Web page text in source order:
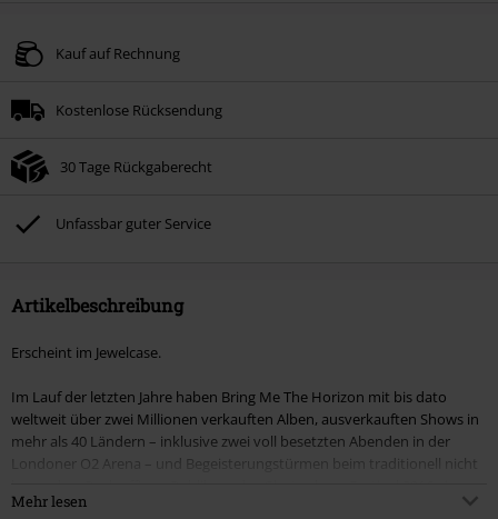
Kauf auf Rechnung
Kostenlose Rücksendung
30 Tage Rückgaberecht
Unfassbar guter Service
Artikelbeschreibung
Erscheint im Jewelcase.
Im Lauf der letzten Jahre haben Bring Me The Horizon mit bis dato
weltweit über zwei Millionen verkauften Alben, ausverkauften Shows in
mehr als 40 Ländern – inklusive zwei voll besetzten Abenden in der
Londoner O2 Arena – und Begeisterungstürmen beim traditionell nicht
geradezu raketenhaften Aufstieg hingelegt. Die Band steht in den
Mehr lesen